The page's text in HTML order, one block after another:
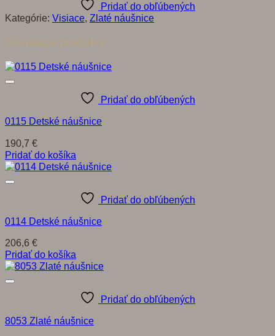
Pridať do obľúbených
Kategórie: Visiace, Zlaté náušnice
Súvisiace produkty
Pridať do obľúbených
0115 Detské náušnice
190,7 €
Pridať do košíka
Pridať do obľúbených
0114 Detské náušnice
206,6 €
Pridať do košíka
Pridať do obľúbených
8053 Zlaté náušnice